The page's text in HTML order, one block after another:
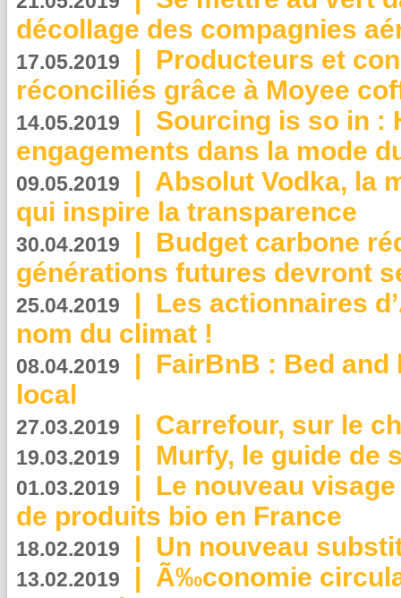
décollage des compagnies
17.05.2019 | Producteurs et
réconciliés grâce à Moyee
14.05.2019 | Sourcing is so in :
engagements dans la mode
09.05.2019 | Absolut Vodka, la
qui inspire la transparence
30.04.2019 | Budget carbone
générations futures devront
25.04.2019 | Les actionnaires
nom du climat !
08.04.2019 | FairBnB : Bed
local
27.03.2019 | Carrefour, sur le
19.03.2019 | Murfy, le guide de
01.03.2019 | Le nouveau
de produits bio en France
18.02.2019 | Un nouveau
13.02.2019 | Ã‰conomie